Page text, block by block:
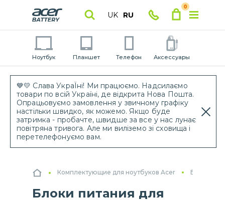
💙💛 Слава УкраЇні! Ми працюємо. Надсилаємо
товари по всій Україні, де відкрита Нова Пошта.
Опрацьовуємо замовлення у звичному графіку
настільки швидко, як можемо. Якщо буде
затримка - пробачте, швидше за все у нас лунає
повітряна тривога. Але ми виліземо зі сховища і
перетелефонуємо вам.
UK RU
0
Ноутбук Планшет Телефон Аксессуары
Комплектующие для ноутбуков Acer Блоки
Блоки питания для